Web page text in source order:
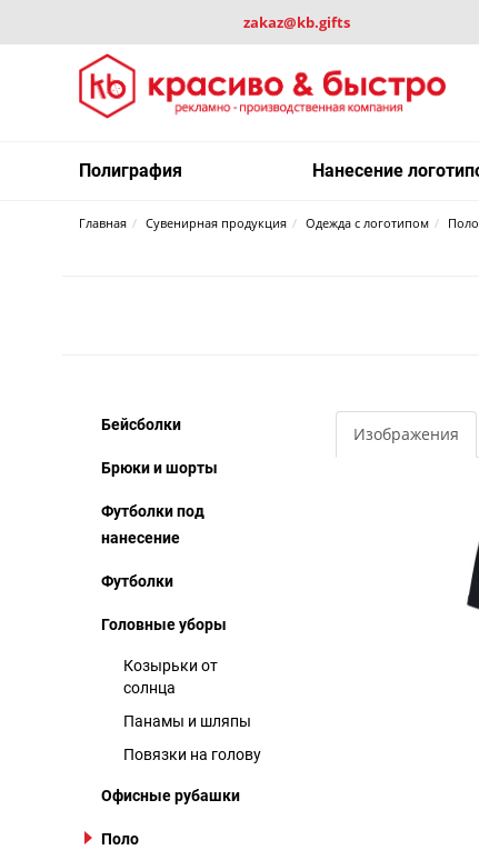
zakaz@kb.gifts
Полиграфия Нанесение
Главная Сувенирная продукция Одежда с логотипом Поло
Бейсболки
Брюки и шорты
Футболки под
нанесение
Футболки
Головные уборы
Козырьки от
солнца
Панамы и шляпы
Повязки на голову
Офисные рубашки
Поло
Изображения